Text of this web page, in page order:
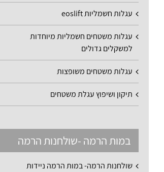
עגלות חשמליות eoslift
עגלות משטחים חשמליות מיוחדות
למשקלים גדולים
עגלות משטחים משופצות
תיקון ושיפוץ עגלת משטחים
במות הרמה -שולחנות הרמה
שולחנות הרמה- במות הרמה ניידות